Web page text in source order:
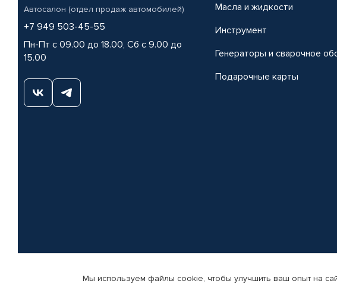
Автосалон (отдел продаж автомобилей)
+7 949 503-45-55
Пн-Пт с 09.00 до 18.00, Сб с 9.00 до
15.00
Масла и жидкости
Инструмент
Генераторы и сварочное
Подарочные карты
© КАМАЗ ЦЕНТР ДОНЕЦК, 2015-2026. Все права защищены. Интернет-магазин
Мы используем файлы cookie, чтобы улучшить ваш опыт на